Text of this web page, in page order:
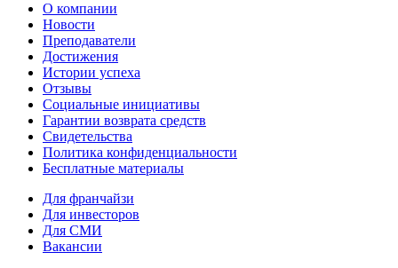
О компании
Новости
Преподаватели
Достижения
Истории успеха
Отзывы
Социальные инициативы
Гарантии возврата средств
Свидетельства
Политика конфиденциальности
Бесплатные материалы
Для франчайзи
Для инвесторов
Для СМИ
Вакансии